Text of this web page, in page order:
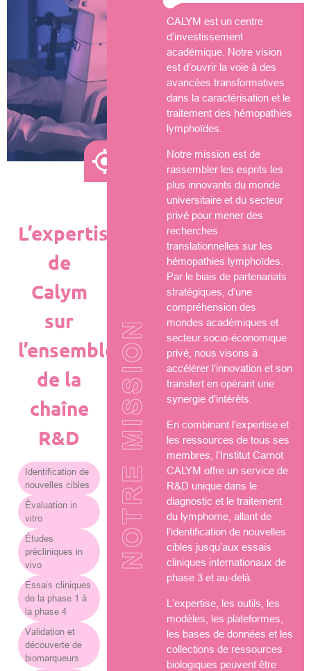
L’expertise
de
Calym
sur
l’ensemble
de la
chaîne
R&D
Identification de
nouvelles cibles
Évaluation in
vitro
Études
précliniques in
vivo
Essais cliniques
de la phase 1 à
la phase 4
Validation et
découverte de
biomarqueurs
NOTRE MISSION
CALYM est un centre
d’investissement
académique. Notre vision
est d’ouvrir la voie à des
avancées transformatives
dans la caractérisation et le
traitement des hémopathies
lymphoïdes.
Notre mission est de
rassembler les esprits les
plus innovants du monde
universitaire et du secteur
privé pour mener des
recherches
translationnelles sur les
hémopathies lymphoïdes.
Par le biais de partenariats
stratégiques, d’une
compréhension des
mondes académiques et
secteur socio-économique
privé, nous visons à
accélérer l’innovation et son
transfert en opérant une
synergie d’intérêts.
En combinant l’expertise et
les ressources de tous ses
membres, l’Institut Carnot
CALYM offre un service de
R&D unique dans le
diagnostic et le traitement
du lymphome, allant de
l’identification de nouvelles
cibles jusqu’aux essais
cliniques internationaux de
phase 3 et au-delà.
L’expertise, les outils, les
modèles, les plateformes,
les bases de données et les
collections de ressources
biologiques peuvent être